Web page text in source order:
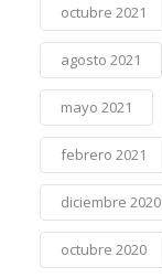
octubre 2021
agosto 2021
mayo 2021
febrero 2021
diciembre 2020
octubre 2020